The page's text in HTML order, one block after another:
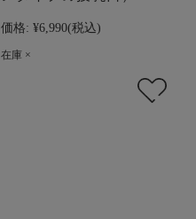
価格: ¥6,990(税込)
在庫 ×